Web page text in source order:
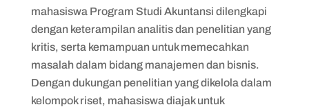
mahasiswa Program Studi Akuntansi dilengkapi
dengan keterampilan analitis dan penelitian yang
kritis, serta kemampuan untuk memecahkan
masalah dalam bidang manajemen dan bisnis.
Dengan dukungan penelitian yang dikelola dalam
kelompok riset, mahasiswa diajak untuk